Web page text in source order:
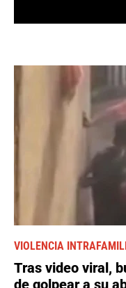
VIOLENCIA
Tras video viral,
de golpear a su